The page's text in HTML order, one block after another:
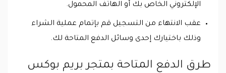
الإلكتروني الخاص بك أو الهاتف المحمول.
عقب الانتهاء من التسجيل قم بإتمام عملية الشراء
وذلك باختيارك إحدى وسائل الدفع المتاحة لك.
طرق الدفع المتاحة بمتجر بريم بوكس